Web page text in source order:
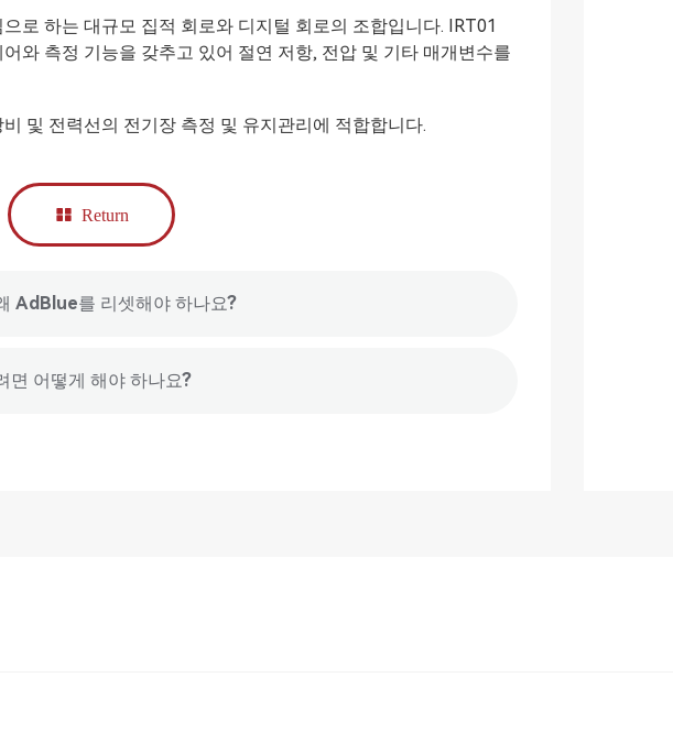
로 하는 대규모 집적 회로와 디지털 회로의 조합입니다. IRT01
와 측정 기능을 갖추고 있어 절연 저항, 전압 및 기타 매개변수를
및 전력선의 전기장 측정 및 유지관리에 적합합니다.
Return
AdBlue를 리셋해야 하나요?
면 어떻게 해야 하나요?